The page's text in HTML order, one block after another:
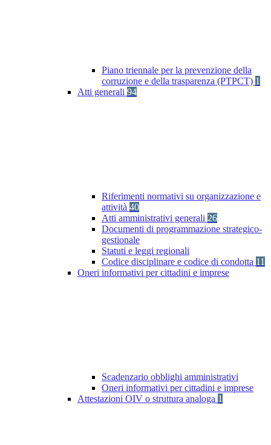
Piano triennale per la prevenzione della
corruzione e della trasparenza (PTPCT) 1
Atti generali 94
Riferimenti normativi su organizzazione e
attività 40
Atti amministrativi generali 26
Documenti di programmazione strategico-
gestionale
Statuti e leggi regionali
Codice disciplinare e codice di condotta 11
Oneri informativi per cittadini e imprese
Scadenzario obblighi amministrativi
Oneri informativi per cittadini e imprese
Attestazioni OIV o struttura analoga 1